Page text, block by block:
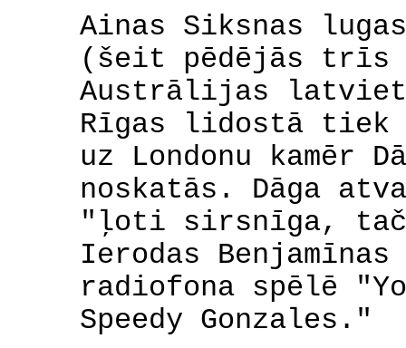
Ainas Siksnas
(šeit pēdējās trīs
Austrālijas
Rīgas lidostā tiek
uz Londonu kamēr
noskatās. Dāga
"ļoti sirsnīga, taču
Ierodas
radiofona spēlē
Speedy Gonzales."